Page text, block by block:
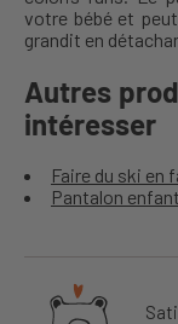
votre bébé et
grandit en
Autres
intéresser
Faire du ski en
Pantalon